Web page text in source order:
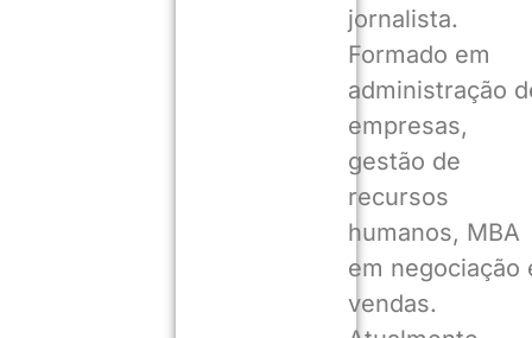
jornalista.
Formado em
administração
empresas,
gestão de
recursos
humanos, MBA
em negociação
vendas.